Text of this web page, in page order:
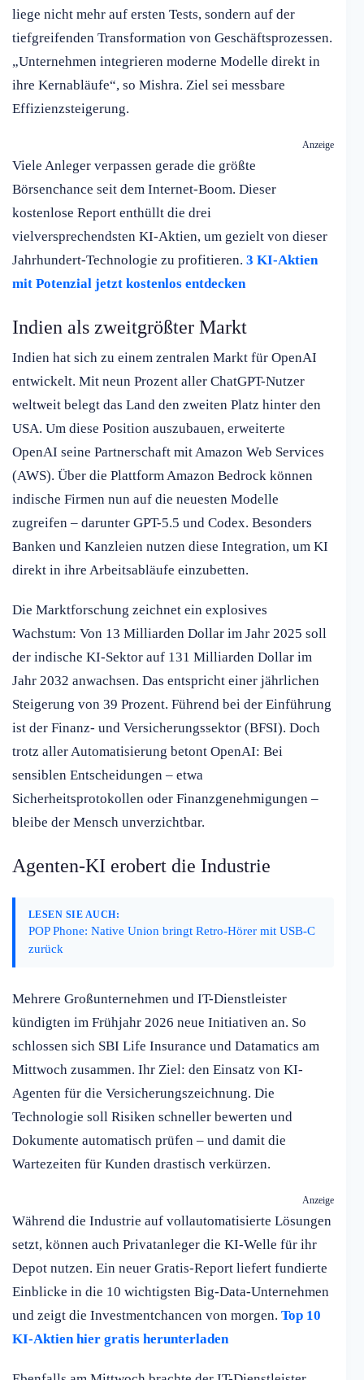
liege nicht mehr auf ersten Tests, sondern auf der
tiefgreifenden Transformation von Geschäftsprozessen.
„Unternehmen integrieren moderne Modelle direkt in
ihre Kernabläufe“, so Mishra. Ziel sei messbare
Effizienzsteigerung.
Anzeige
Viele Anleger verpassen gerade die größte
Börsenchance seit dem Internet-Boom. Dieser
kostenlose Report enthüllt die drei
vielversprechendsten KI-Aktien, um gezielt von dieser
Jahrhundert-Technologie zu profitieren. 3 KI-Aktien
mit Potenzial jetzt kostenlos entdecken
Indien als zweitgrößter Markt
Indien hat sich zu einem zentralen Markt für OpenAI
entwickelt. Mit neun Prozent aller ChatGPT-Nutzer
weltweit belegt das Land den zweiten Platz hinter den
USA. Um diese Position auszubauen, erweiterte
OpenAI seine Partnerschaft mit Amazon Web Services
(AWS). Über die Plattform Amazon Bedrock können
indische Firmen nun auf die neuesten Modelle
zugreifen – darunter GPT-5.5 und Codex. Besonders
Banken und Kanzleien nutzen diese Integration, um KI
direkt in ihre Arbeitsabläufe einzubetten.
Die Marktforschung zeichnet ein explosives
Wachstum: Von 13 Milliarden Dollar im Jahr 2025 soll
der indische KI-Sektor auf 131 Milliarden Dollar im
Jahr 2032 anwachsen. Das entspricht einer jährlichen
Steigerung von 39 Prozent. Führend bei der Einführung
ist der Finanz- und Versicherungssektor (BFSI). Doch
trotz aller Automatisierung betont OpenAI: Bei
sensiblen Entscheidungen – etwa
Sicherheitsprotokollen oder Finanzgenehmigungen –
bleibe der Mensch unverzichtbar.
Agenten-KI erobert die Industrie
LESEN SIE AUCH:
POP Phone: Native Union bringt Retro-Hörer mit USB-C
zurück
Mehrere Großunternehmen und IT-Dienstleister
kündigten im Frühjahr 2026 neue Initiativen an. So
schlossen sich SBI Life Insurance und Datamatics am
Mittwoch zusammen. Ihr Ziel: den Einsatz von KI-
Agenten für die Versicherungszeichnung. Die
Technologie soll Risiken schneller bewerten und
Dokumente automatisch prüfen – und damit die
Wartezeiten für Kunden drastisch verkürzen.
Anzeige
Während die Industrie auf vollautomatisierte Lösungen
setzt, können auch Privatanleger die KI-Welle für ihr
Depot nutzen. Ein neuer Gratis-Report liefert fundierte
Einblicke in die 10 wichtigsten Big-Data-Unternehmen
und zeigt die Investmentchancen von morgen. Top 10
KI-Aktien hier gratis herunterladen